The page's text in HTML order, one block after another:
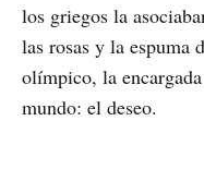
los griegos la
las rosas y la espuma
olímpico, la
mundo: el deseo.